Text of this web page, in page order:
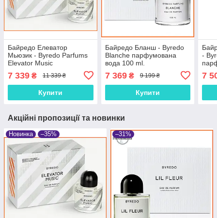
Байредо Елеватор
Мьюзик - Byredo Parfums
Elevator Music
ml.
7 339 ₴ 11 339 ₴
Купити
Байредо Бланш - Byredo
Blanche парфумована
вода 100 ml.
7 369₴ 9 199 ₴
Купити
-
7
Акційні пропозиції та новинки
Новинка –35% –31%